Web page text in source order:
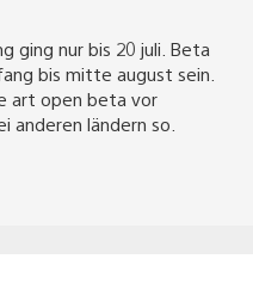
ging nur bis 20 juli. Beta
bis mitte august sein.
art open beta vor
anderen ländern so.